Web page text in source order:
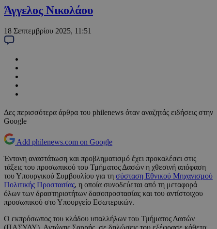
Άγγελος Νικολάου
18 Σεπτεμβρίου 2025, 11:51
Δες περισσότερα άρθρα του philenews όταν αναζητάς ειδήσεις στην
Google
Add philenews.com on Google
Έντονη αναστάτωση και προβληματισμό έχει προκαλέσει στις
τάξεις του προσωπικού του Τμήματος Δασών η χθεσινή απόφαση
του Υπουργικού Συμβουλίου για τη σύσταση Εθνικού Μηχανισμού
Πολιτικής Προστασίας, η οποία συνοδεύεται από τη μεταφορά
όλων των δραστηριοτήτων δασοπροστασίας και του αντίστοιχου
προσωπικού στο Υπουργείο Εσωτερικών.
Ο εκπρόσωπος του κλάδου υπαλλήλων του Τμήματος Δασών
(ΠΑΣΥΔΥ), Αντώνης Σαρρής, σε δηλώσεις του εξέφρασε κάθετα